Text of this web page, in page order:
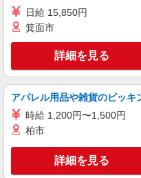
正社員
ソフトバンク佐倉店
ソフトバ
月給
20,000円
280,000円
当）、基
時間相当）
にかかわ
します。
【試用期間
■ソフト
丁目 1番地4
正社員
日給 15,850円
箕面市
詳細を見る
アパレル用品や雑貨のピッキ
時給 1,200円〜1,500円
柏市
詳細を見る